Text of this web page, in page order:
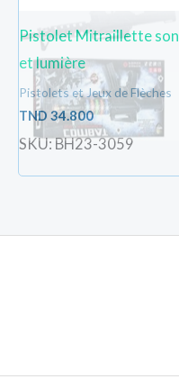
Pistolet Mitraillette son
et lumière
Pistolets et Jeux de Flèches
TND 34.800
SKU: BH23-3059